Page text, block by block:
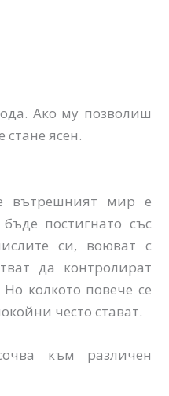
Ако му позволиш
стане ясен.
вътрешният мир е
постигнато със
си, воюват с
да контролират
колкото повече се
често стават.
към различен